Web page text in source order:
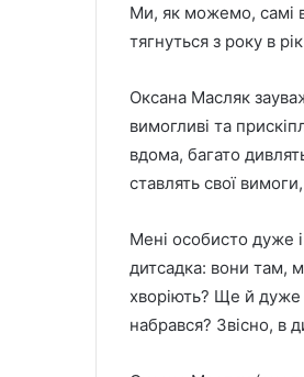
Ми, як можемо, самі
тягнуться з року в
Оксана Масляк
вимогливі та
вдома, багато
ставлять свої
Мені особисто дуже
дитсадка: вони там,
хворіють? Ще й дуже
набрався? Звісно, в